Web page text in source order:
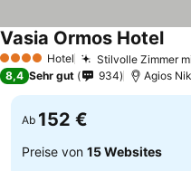
4 Sterne Hotel Stilvolle Zimmer
Vasia Ormos Hotel
8,4 Sehr gut 934 Agios
Ab 152 €
Preise von 15 Websites